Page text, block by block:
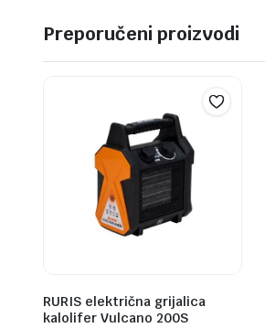
Preporučeni proizvodi
RURIS električna grijalica
kalolifer Vulcano 200S